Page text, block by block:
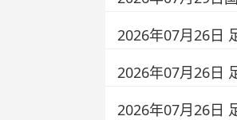
2026年07月26日
2026年07月26日
2026年07月26日